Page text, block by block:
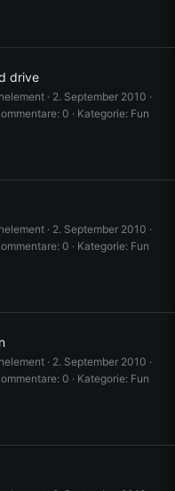
drive
2. September 2010
0
Kategorie: Fun
2. September 2010
0
Kategorie: Fun
2. September 2010
0
Kategorie: Fun